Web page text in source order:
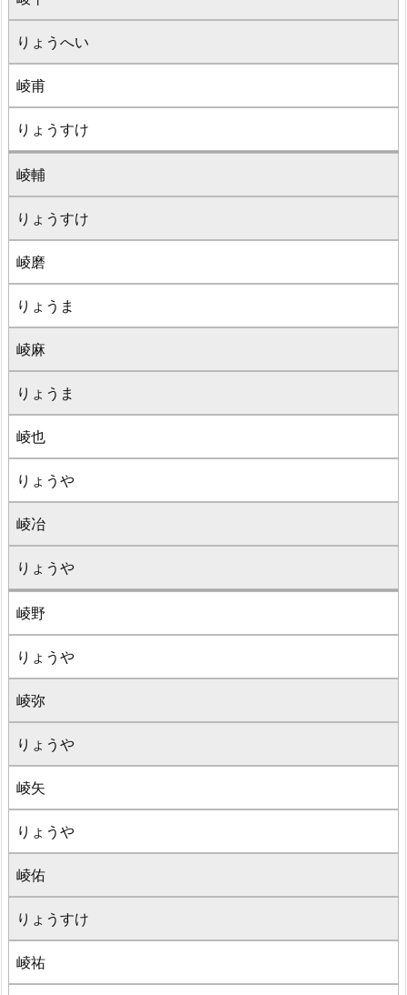
りょうへい
崚甫
りょうすけ
崚輔
りょうすけ
崚磨
りょうま
崚麻
りょうま
崚也
りょうや
崚冶
りょうや
崚野
りょうや
崚弥
りょうや
崚矢
りょうや
崚佑
りょうすけ
崚祐